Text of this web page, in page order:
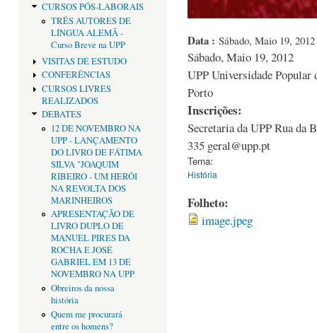
CURSOS PÓS-LABORAIS
TRÊS AUTORES DE
LÍNGUA ALEMÃ -
Curso Breve na UPP
VISITAS DE ESTUDO
CONFERÊNCIAS
CURSOS LIVRES
REALIZADOS
DEBATES
12 DE NOVEMBRO NA
UPP - LANÇAMENTO
DO LIVRO DE FÁTIMA
SILVA "JOAQUIM
RIBEIRO - UM HERÓI
NA REVOLTA DOS
MARINHEIROS
APRESENTAÇÃO DE
LIVRO DUPLO DE
MANUEL PIRES DA
ROCHA E JOSÉ
GABRIEL EM 13 DE
NOVEMBRO NA UPP
Obreiros da nossa
história
Quem me procurará
entre os homens?
Data : Sábado, Maio 19,
Sábado, Maio 19, 2012
UPP Universidade Popular
Porto
Inscrições:
Secretaria da UPP Rua da
335 geral@upp.pt
Tema:
História
Folheto:
image.jpeg